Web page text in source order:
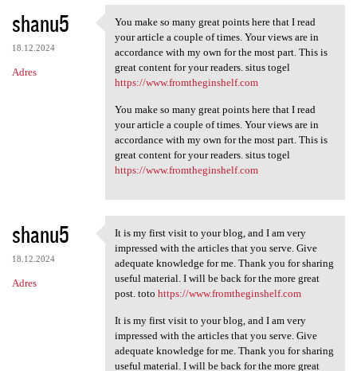
K
o
m
e
shanu5
18.12.2024
Adres
You make so many great points
You make so many great points here that I read
your article a couple of times. Your views are in
accordance with my own for the most part. This is
great content for your readers. situs togel
https://www.fromtheginshelf.com
You make so many great points here that I read
your article a couple of times. Your views are in
accordance with my own for the most part. This is
great content for your readers. situs togel
https://www.fromtheginshelf.com
shanu5
18.12.2024
Adres
It is my first visit to your
It is my first visit to your blog, and I am very
impressed with the articles that you serve. Give
adequate knowledge for me. Thank you for sharing
useful material. I will be back for the more great
post. toto https://www.fromtheginshelf.com
It is my first visit to your blog, and I am very
impressed with the articles that you serve. Give
adequate knowledge for me. Thank you for sharing
useful material. I will be back for the more great